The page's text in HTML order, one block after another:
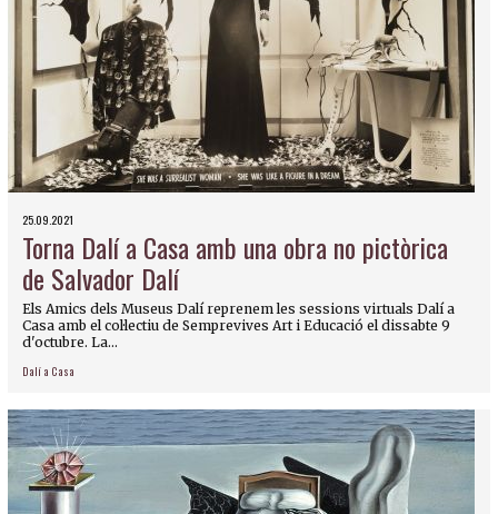
25.09.2021
Torna Dalí a Casa amb una obra no pictòrica
de Salvador Dalí
Els Amics dels Museus Dalí reprenem les sessions virtuals Dalí a
Casa amb el col·lectiu de Semprevives Art i Educació el dissabte 9
d'octubre. La...
Dalí a Casa